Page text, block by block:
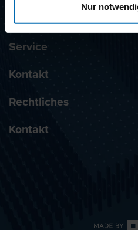
Nur
Unternehmen
Service
Kontakt
Rechtliches
Kontakt